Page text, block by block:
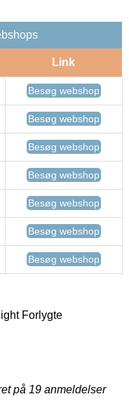
Link
Besøg webshop
Besøg webshop
Besøg webshop
Besøg webshop
Besøg webshop
Besøg webshop
Besøg webshop
Forlygte
på 19 anmeldelser